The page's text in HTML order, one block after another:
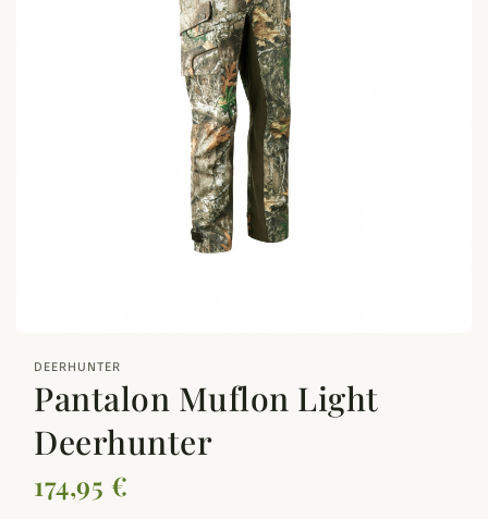
DEERHUNTER
Pantalon Muflon Light
Deerhunter
174,95 €